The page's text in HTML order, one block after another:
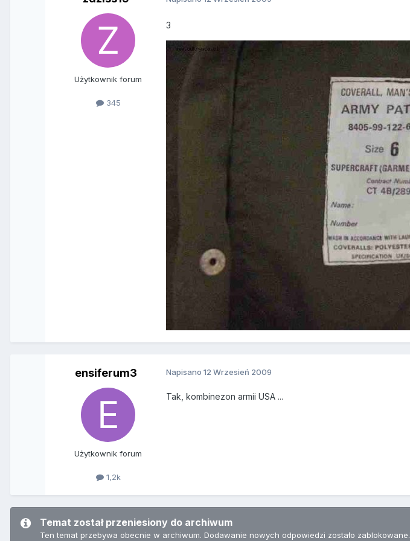
Użytkownik forum
345
3
ensiferum3
Użytkownik forum
1,2k
Napisano12 Wrzesień 2009
Tak, kombinezon armii USA ...
Temat został przeniesiony do archiwum
Ten temat przebywa obecnie w archiwum. Dodawanie nowych odpowiedzi zostało zablokowane.